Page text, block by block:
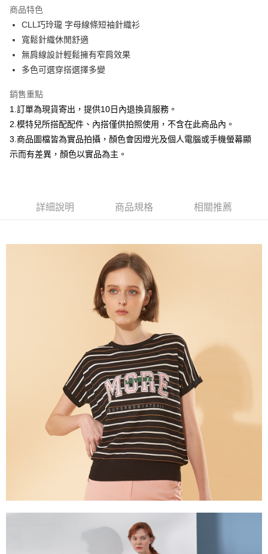
合作金庫商業銀行
華南商業銀行
上海商業儲蓄銀行
國泰世華商業銀行
臺灣中小企業銀行
聯邦商業銀行
元大商業銀行
永豐商業銀行
台新國際商業銀行
中國信託商業銀行
台灣樂天信用卡公司
超商取貨付款
LINE Pay
Apple Pay
悠遊付
Google Pay
大哥付你分期
2.付款方式選擇「大哥付你分期」，訂單成立後會自動跳轉到大哥付的交易
流程，驗證手機門號後，選擇欲分期的期數、繳款截止日，確認付款後即完
4.訂單成立30分鐘內，如未前往確認交易或遇審核未通過，訂單將自動取
消。如遇「轉專審核」未通過狀況，表示未達大哥付你分期系統評分，恕無
1.分期款項不併入電信帳單，「大哥付你分期」於每月結算日後寄送繳費提
2.透過簡訊連結打開帳單後，可選擇「超商條碼／台灣大直營門市／銀行轉
帳／街口支付／iPASS MONEY」等通路繳費。
1.本服務係由「台灣大哥大股份有限公司」（以下簡稱本公司）所提供，讓
用戶於交易時，得透過本服務購買商品或服務，並由商店將買賣／分期付款
買賣價金債權讓與本公司後，依約使用本公司帳單繳交帳款。
2.基於同意付款使用「大哥付你分期」之契約關係目的，商店將以您的個人
資料（包含姓名、電話或地址）提供予台灣大哥大進項蒐集、處理及利用，
由本公司與您本人進行分期帳單所需資料之確認、核對及更正。
3.完整用戶服務條款，請詳閱以下連結：https://oppay.tw/userRule
相關說明
１．簡單：不需註冊會員、不需綁卡、不需儲值。
２．便利：只要手機號碼，簡訊認證，即可結帳。
３．安心：先確認商品／服務後，再付款。
【「AFTEE先享後付」結帳流程】
１．於結帳方式選擇「AFTEE先享後付」後，將跳轉至「AFTEE先享後付」
結帳頁面，進行簡訊認證並確認金額後，即可完成結帳。
２．訂單成立數日內，您將收到繳費通知簡訊。
３．收到繳費通知簡訊後14天內，點擊此簡訊中的連結，可透過四大超商／
ATM／網路銀行／等多元方式進行付款，方視為交易完成。
※ 請注意：結帳手續完成當下不需立刻繳費，但若您需要取消訂單，請聯絡
購買商品的店家。未經商家同意取消之訂單仍視為有效，需透過AFTEE先享
後付繳納相關費用。
※ 交易是否成功請以「AFTEE先享後付 」之結帳頁面顯示為準，若有關於
是否繳費成功／繳費後需取消欲退款等相關疑問，請聯繫「AFTEE先享後付
客戶支援中心」https://netprotections.freshdesk.com/support/home
【注意事項】
１．透過由恩沛科技股份有限公司提供之「AFTEE先享後付」服務完成之交
易，需依本服務之必要範圍內提供個人資料，並將交易相關給付款項請求債
權轉讓予恩沛科技股份有限公司。
２．關於個人資料處理事宜，請瀏覽以下網址：
３．未成年的使用者請事先徵得法定代理人或監護人之同意方可使用
４．使用「AFTEE先享後付」時，將依據個別帳號之用戶狀況，依本公司即
時審查核予不同之上限額度；若仍有額度不足之情形，本公司將視審查結果
每筆NT$120，滿NT$2,000(含以上)免運費
每筆NT$120，滿NT$2,000(含以上)免運費
每筆NT$120，滿NT$2,000(含以上)免運費
商品特色
CLL巧玲瓏 字母線條短袖針織衫
寬鬆針織休閒舒適
無肩線設計輕鬆擁有窄肩效果
多色可選穿搭選擇多變
銷售重點
1.訂單為現貨寄出，提供10日內退換貨服務。
2.模特兒所搭配配件、內搭僅供拍照使用，不含在此商品內。
3.商品圖檔皆為實品拍攝，顏色會因燈光及個人電腦或手機螢幕顯
示而有差異，顏色以實品為主。
詳細說明 商品規格 相關推薦